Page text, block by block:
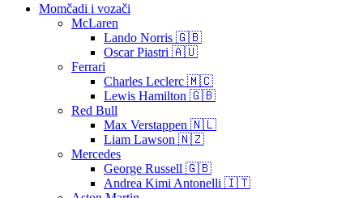
Momčadi i vozači
McLaren
Lando Norris 🇬🇧
Oscar Piastri 🇦🇺
Ferrari
Charles Leclerc 🇲🇨
Lewis Hamilton 🇬🇧
Red Bull
Max Verstappen 🇳🇱
Liam Lawson 🇳🇿
Mercedes
George Russell 🇬🇧
Andrea Kimi Antonelli 🇮🇹